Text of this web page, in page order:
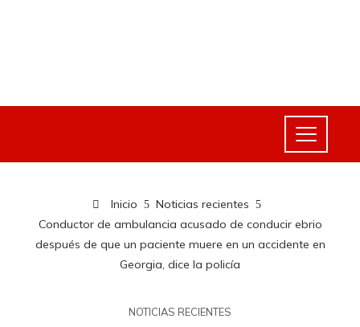
Inicio
Noticias recientes
Conductor de ambulancia acusado de conducir ebrio
después de que un paciente muere en un accidente en
Georgia, dice la policía
NOTICIAS RECIENTES